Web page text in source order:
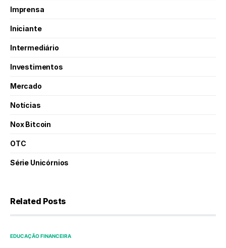
Imprensa
Iniciante
Intermediário
Investimentos
Mercado
Notícias
Nox Bitcoin
OTC
Série Unicórnios
Related Posts
EDUCAÇÃO FINANCEIRA